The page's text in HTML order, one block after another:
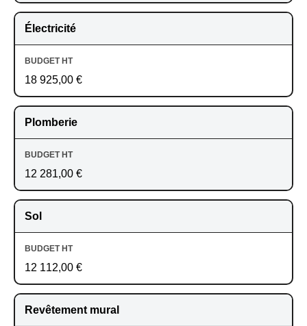
Électricité
18 925,00 €
Plomberie
12 281,00 €
Sol
12 112,00 €
Revêtement mural